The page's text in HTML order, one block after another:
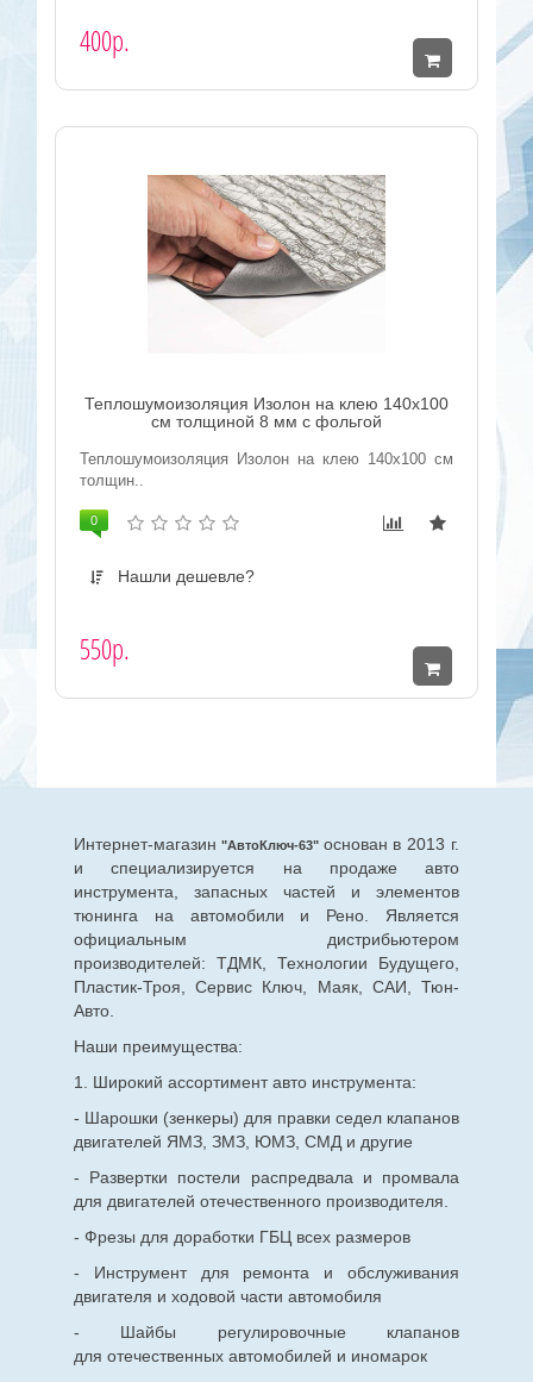
400р.
Теплошумоизоляция Изолон на клею 140x100
см толщиной 8 мм с фольгой
Теплошумоизоляция Изолон на клею 140x100 см
толщин..
0
Нашли дешевле?
550р.
Интернет-магазин "АвтоКлюч-63" основан в 2013 г.
и специализируется на продаже авто
инструмента, запасных частей и элементов
тюнинга на автомобили и Рено. Является
официальным дистрибьютером
производителей: ТДМК, Технологии Будущего,
Пластик-Троя, Сервис Ключ, Маяк, САИ, Тюн-
Авто.
Наши преимущества:
1. Широкий ассортимент авто инструмента:
- Шарошки (зенкеры) для правки седел клапанов
двигателей ЯМЗ, ЗМЗ, ЮМЗ, СМД и другие
- Развертки постели распредвала и промвала
для двигателей отечественного производителя.
- Фрезы для доработки ГБЦ всех размеров
- Инструмент для ремонта и обслуживания
двигателя и ходовой части автомобиля
- Шайбы регулировочные клапанов
для отечественныхавтомобилей и иномарок